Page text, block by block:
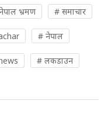
भ्रमण # समाचार
# नेपाल
# लकडाउन